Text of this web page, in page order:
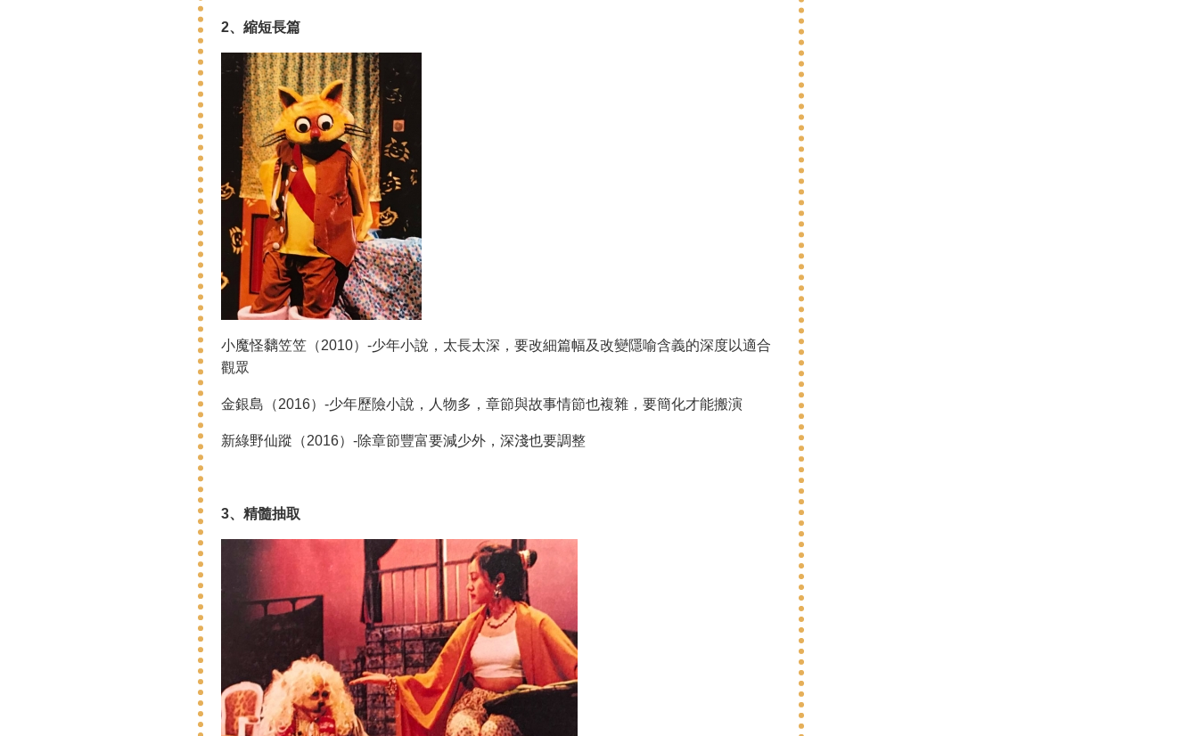
2、縮短長篇
小魔怪黐笠笠（2010）-少年小說，太長太深，要改細篇幅及改變隱喻含義的深度以適合
觀眾
金銀島（2016）-少年歷險小說，人物多，章節與故事情節也複雜，要簡化才能搬演
新綠野仙蹤（2016）-除章節豐富要減少外，深淺也要調整
3、精髓抽取